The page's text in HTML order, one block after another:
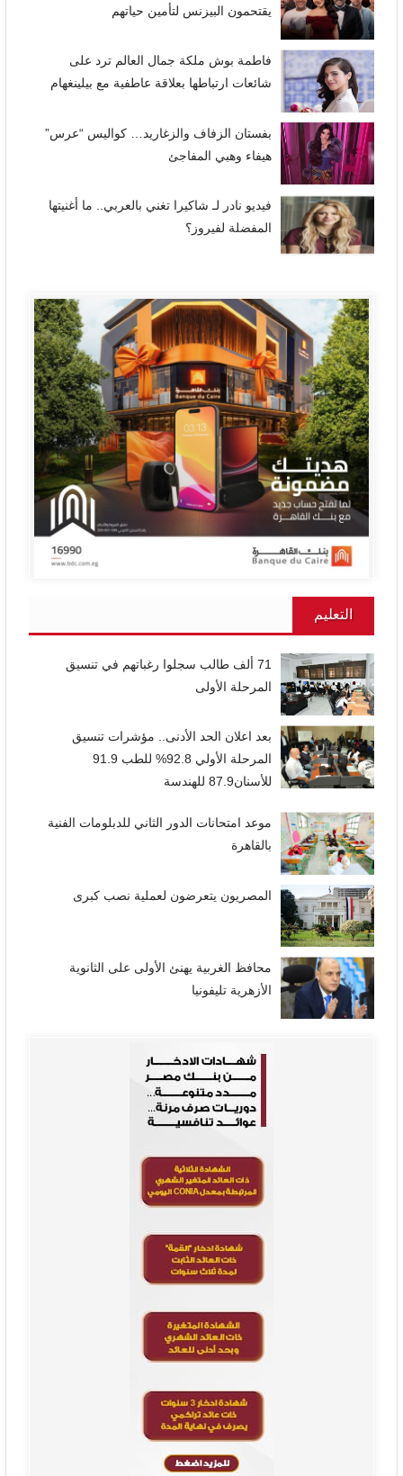
يقتحمون البيزنس لتأمين حياتهم
فاطمة بوش ملكة جمال العالم ترد على
شائعات ارتباطها بعلاقة عاطفية مع بيلينغهام
بفستان الزفاف والزغاريد… كواليس “عرس”
هيفاء وهبي المفاجئ
فيديو نادر لـ شاكيرا تغني بالعربي.. ما أغنيتها
المفضلة لفيروز؟
التعليم
71 ألف طالب سجلوا رغباتهم في تنسيق
المرحلة الأولى
بعد اعلان الحد الأدنى.. مؤشرات تنسيق
المرحلة الأولي 92.8% للطب 91.9
للأسنان87.9 للهندسة
موعد امتحانات الدور الثاني للدبلومات الفنية
بالقاهرة
المصريون يتعرضون لعملية نصب كبرى
محافظ الغربية يهنئ الأولى على الثانوية
الأزهرية تليفونيا